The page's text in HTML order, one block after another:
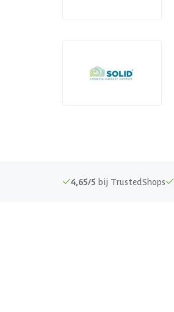
4,65/5 bij TrustedShops